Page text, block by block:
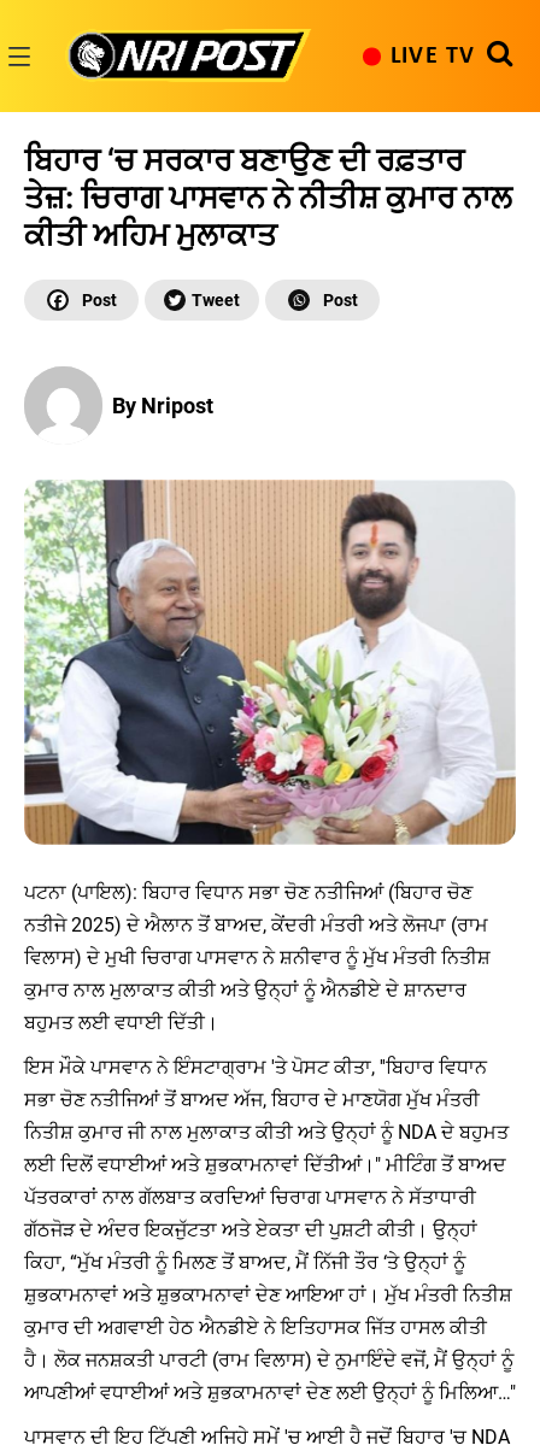
content
LIVE TV
ਬਿਹਾਰ ‘ਚ ਸਰਕਾਰ ਬਣਾਉਣ ਦੀ ਰਫ਼ਤਾਰ
ਤੇਜ਼: ਚਿਰਾਗ ਪਾਸਵਾਨ ਨੇ ਨੀਤੀਸ਼ ਕੁਮਾਰ ਨਾਲ
ਕੀਤੀ ਅਹਿਮ ਮੁਲਾਕਾਤ
By Nripost
ਪਟਨਾ (ਪਾਇਲ): ਬਿਹਾਰ ਵਿਧਾਨ ਸਭਾ ਚੋਣ ਨਤੀਜਿਆਂ (ਬਿਹਾਰ ਚੋਣ
ਨਤੀਜੇ 2025) ਦੇ ਐਲਾਨ ਤੋਂ ਬਾਅਦ, ਕੇਂਦਰੀ ਮੰਤਰੀ ਅਤੇ ਲੋਜਪਾ (ਰਾਮ
ਵਿਲਾਸ) ਦੇ ਮੁਖੀ ਚਿਰਾਗ ਪਾਸਵਾਨ ਨੇ ਸ਼ਨੀਵਾਰ ਨੂੰ ਮੁੱਖ ਮੰਤਰੀ ਨਿਤੀਸ਼
ਕੁਮਾਰ ਨਾਲ ਮੁਲਾਕਾਤ ਕੀਤੀ ਅਤੇ ਉਨ੍ਹਾਂ ਨੂੰ ਐਨਡੀਏ ਦੇ ਸ਼ਾਨਦਾਰ
ਬਹੁਮਤ ਲਈ ਵਧਾਈ ਦਿੱਤੀ।
ਇਸ ਮੌਕੇ ਪਾਸਵਾਨ ਨੇ ਇੰਸਟਾਗ੍ਰਾਮ 'ਤੇ ਪੋਸਟ ਕੀਤਾ, ''ਬਿਹਾਰ ਵਿਧਾਨ
ਸਭਾ ਚੋਣ ਨਤੀਜਿਆਂ ਤੋਂ ਬਾਅਦ ਅੱਜ, ਬਿਹਾਰ ਦੇ ਮਾਣਯੋਗ ਮੁੱਖ ਮੰਤਰੀ
ਨਿਤੀਸ਼ ਕੁਮਾਰ ਜੀ ਨਾਲ ਮੁਲਾਕਾਤ ਕੀਤੀ ਅਤੇ ਉਨ੍ਹਾਂ ਨੂੰ NDA ਦੇ ਬਹੁਮਤ
ਲਈ ਦਿਲੋਂ ਵਧਾਈਆਂ ਅਤੇ ਸ਼ੁਭਕਾਮਨਾਵਾਂ ਦਿੱਤੀਆਂ।" ਮੀਟਿੰਗ ਤੋਂ ਬਾਅਦ
ਪੱਤਰਕਾਰਾਂ ਨਾਲ ਗੱਲਬਾਤ ਕਰਦਿਆਂ ਚਿਰਾਗ ਪਾਸਵਾਨ ਨੇ ਸੱਤਾਧਾਰੀ
ਗੱਠਜੋੜ ਦੇ ਅੰਦਰ ਇਕਜੁੱਟਤਾ ਅਤੇ ਏਕਤਾ ਦੀ ਪੁਸ਼ਟੀ ਕੀਤੀ। ਉਨ੍ਹਾਂ
ਕਿਹਾ, “ਮੁੱਖ ਮੰਤਰੀ ਨੂੰ ਮਿਲਣ ਤੋਂ ਬਾਅਦ, ਮੈਂ ਨਿੱਜੀ ਤੌਰ ‘ਤੇ ਉਨ੍ਹਾਂ ਨੂੰ
ਸ਼ੁਭਕਾਮਨਾਵਾਂ ਅਤੇ ਸ਼ੁਭਕਾਮਨਾਵਾਂ ਦੇਣ ਆਇਆ ਹਾਂ। ਮੁੱਖ ਮੰਤਰੀ ਨਿਤੀਸ਼
ਕੁਮਾਰ ਦੀ ਅਗਵਾਈ ਹੇਠ ਐਨਡੀਏ ਨੇ ਇਤਿਹਾਸਕ ਜਿੱਤ ਹਾਸਲ ਕੀਤੀ
ਹੈ। ਲੋਕ ਜਨਸ਼ਕਤੀ ਪਾਰਟੀ (ਰਾਮ ਵਿਲਾਸ) ਦੇ ਨੁਮਾਇੰਦੇ ਵਜੋਂ, ਮੈਂ ਉਨ੍ਹਾਂ ਨੂੰ
ਆਪਣੀਆਂ ਵਧਾਈਆਂ ਅਤੇ ਸ਼ੁਭਕਾਮਨਾਵਾਂ ਦੇਣ ਲਈ ਉਨ੍ਹਾਂ ਨੂੰ ਮਿਲਿਆ…"
ਪਾਸਵਾਨ ਦੀ ਇਹ ਟਿੱਪਣੀ ਅਜਿਹੇ ਸਮੇਂ 'ਚ ਆਈ ਹੈ ਜਦੋਂ ਬਿਹਾਰ 'ਚ NDA